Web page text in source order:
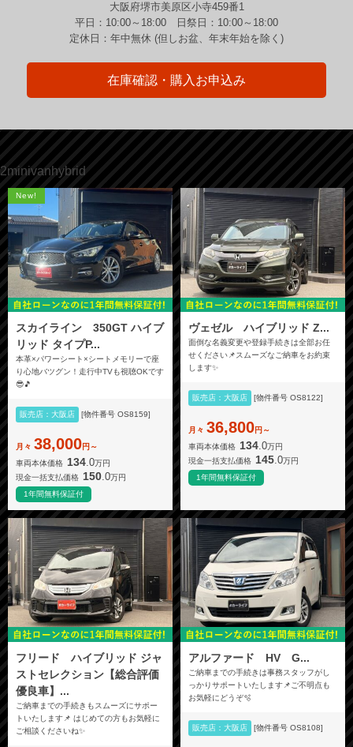
大阪府堺市美原区小寺459番1
平日：10:00～18:00 日祭日：10:00～18:00
定休日：年中無休 (但しお盆、年末年始を除く)
在庫確認・購入お申込み
2minivanhybrid
New!
スカイライン 350GT ハイブ
リッド タイプP...
本革×パワーシート×シートメモリーで座
り心地バツグン！走行中TVも視聴OKです
😎🎵
販売店：大阪店 [物件番号 OS8159]
月々 38,000円～
車両本体価格 134 .0万円
現金一括支払価格 150.0万円
1年間無料保証付
ヴェゼル ハイブリッド Z...
面倒な名義変更や登録手続きは全部お任
せください📌スムーズなご納車をお約束
します✨
販売店：大阪店 [物件番号 OS8122]
月々 36,800円～
車両本体価格 134 .0万円
現金一括支払価格 145.0万円
1年間無料保証付
フリード ハイブリッド ジャ
ストセレクション【総合評価
優良車】...
ご納車までの手続きもスムーズにサポー
トいたします📌 はじめての方もお気軽に
ご相談くださいね✨
アルファード HV G...
ご納車までの手続きは事務スタッフがし
っかりサポートいたします📌ご不明点も
お気軽にどうぞ🫧
販売店：大阪店 [物件番号 OS8108]